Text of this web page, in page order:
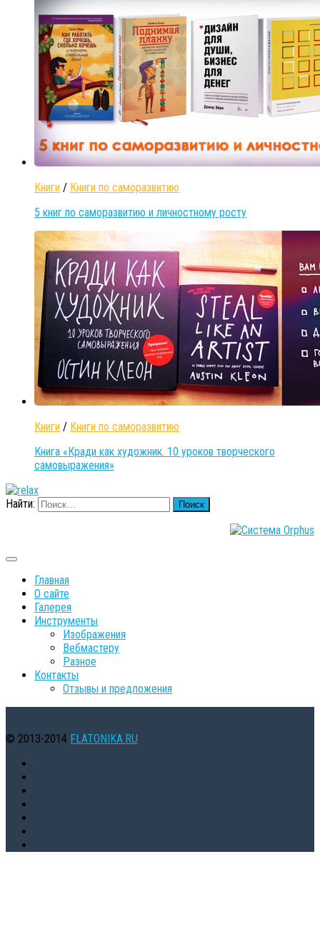
Книги / Книги по саморазвитию
5 книг по саморазвитию и личностному росту
Книги / Книги по саморазвитию
Книга «Кради как художник. 10 уроков творческого
самовыражения»
Найти:
Главная
О сайте
Галерея
Инструменты
Изображения
Вебмастеру
Разное
Контакты
Oтзывы и предложения
© 2013-2014 FLATONIKA.RU